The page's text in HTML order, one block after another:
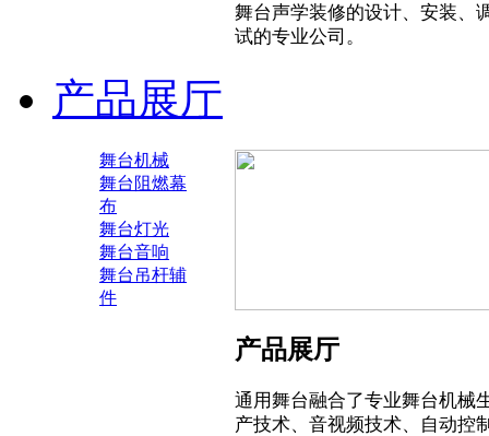
舞台声学装修的设计、安装、
试的专业公司。
产品展厅
舞台机械
舞台阻燃幕
布
舞台灯光
舞台音响
舞台吊杆辅
件
产品展厅
通用舞台融合了专业舞台机械
产技术、音视频技术、自动控